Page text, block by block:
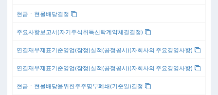
현금ㆍ현물배당결정
주요사항보고서(자기주식취득신탁계약체결결정)
연결재무제표기준영업(잠정)실적(공정공시)(자회사의 주요경영사항)
연결재무제표기준영업(잠정)실적(공정공시)(자회사의 주요경영사항)
현금ㆍ현물배당을위한주주명부폐쇄(기준일)결정